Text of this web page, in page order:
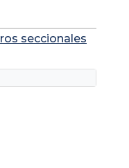
seccionales